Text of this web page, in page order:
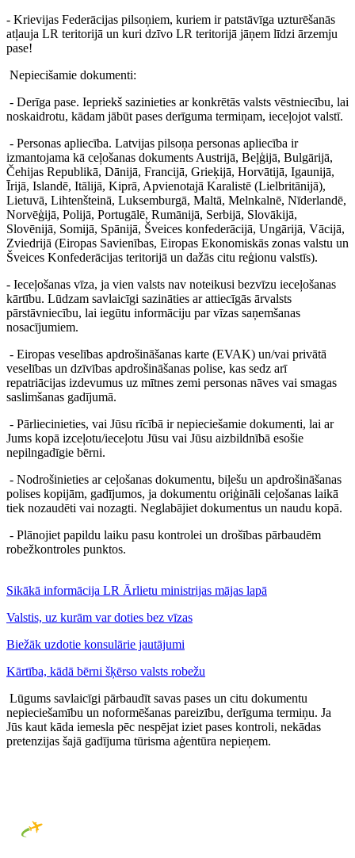
- Krievijas Federācijas pilsoņiem, kuriem ir patstāvīga uzturēšanās
atļauja LR teritorijā un kuri dzīvo LR teritorijā jāņem līdzi ārzemju
pase!
Nepiecišamie dokumenti:
- Derīga pase. Iepriekš sazinieties ar konkrētās valsts vēstniecību, lai
noskaidrotu, kādam jābūt pases derīguma termiņam, ieceļojot valstī.
- Personas apliecība. Latvijas pilsoņa personas apliecība ir
izmantojama kā ceļošanas dokuments Austrijā, Beļģijā, Bulgārijā,
Čehijas Republikā, Dānijā, Francijā, Grieķijā, Horvātijā, Igaunijā,
Īrijā, Islandē, Itālijā, Kiprā, Apvienotajā Karalistē (Lielbritānijā),
Lietuvā, Lihtenšteinā, Luksemburgā, Maltā, Melnkalnē, Nīderlandē,
Norvēģijā, Polijā, Portugālē, Rumānijā, Serbijā, Slovākijā,
Slovēnijā, Somijā, Spānijā, Šveices konfederācijā, Ungārijā, Vācijā,
Zviedrijā (Eiropas Savienības, Eiropas Ekonomiskās zonas valstu un
Šveices Konfederācijas teritorijā un dažās citu reģionu valstīs).
- Ieceļošanas vīza, ja vien valsts nav noteikusi bezvīzu ieceļošanas
kārtību. Lūdzam savlaicīgi sazināties ar attiecīgās ārvalsts
pārstāvniecību, lai iegūtu informāciju par vīzas saņemšanas
nosacījumiem.
- Eiropas veselības apdrošināšanas karte (EVAK) un/vai privātā
veselības un dzīvības apdrošināšanas polise, kas sedz arī
repatriācijas izdevumus uz mītnes zemi personas nāves vai smagas
saslimšanas gadījumā.
- Pārliecinieties, vai Jūsu rīcībā ir nepieciešamie dokumenti, lai ar
Jums kopā izceļotu/ieceļotu Jūsu vai Jūsu aizbildnībā esošie
nepilngadīgie bērni.
- Nodrošinieties ar ceļošanas dokumentu, biļešu un apdrošināšanas
polises kopijām, gadījumos, ja dokumentu oriģināli ceļošanas laikā
tiek nozaudēti vai nozagti. Neglabājiet dokumentus un naudu kopā.
- Plānojiet papildu laiku pasu kontrolei un drošības pārbaudēm
robežkontroles punktos.
Sikākā informācija LR Ārlietu ministrijas mājas lapā
Valstis, uz kurām var doties bez vīzas
Biežāk uzdotie konsulārie jautājumi
Kārtība, kādā bērni šķērso valsts robežu
Lūgums savlaicīgi pārbaudīt savas pases un citu dokumentu
nepieciešamību un noformēšanas pareizību, derīguma termiņu. Ja
Jūs kaut kāda iemesla pēc nespējat iziet pases kontroli, nekādas
pretenzijas šajā gadījuma tūrisma aģentūra nepieņem.